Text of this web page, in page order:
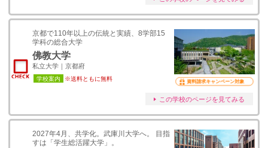
京都で110年以上の伝統と実績、8学部15
学科の総合大学
佛教大学
私立大学｜京都府
学校案内 ※送料ともに無料 資料請求キャンペーン対象
この学校のページを見てみる
2027年4月、共学化。武庫川大学へ。 目指
すは「学生総活躍大学」。